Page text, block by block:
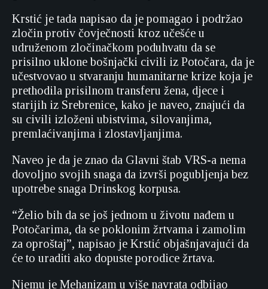
Krstić je tada napisao da je pomagao i podržao
zločin protiv čovječnosti kroz učešće u
udruženom zločinačkom poduhvatu da se
prisilno uklone bošnjački civili iz Potočara, da je
učestvovao u stvaranju humanitarne krize koja je
prethodila prisilnom transferu žena, djece i
starijih iz Srebrenice, kako je naveo, znajući da
su civili izloženi ubistvima, silovanjima,
premlaćivanjima i zlostavljanjima.
Naveo je da je znao da Glavni štab VRS-a nema
dovoljno svojih snaga da izvrši pogubljenja bez
upotrebe snaga Drinskog korpusa.
“Želio bih da se još jednom u životu nađem u
Potočarima, da se poklonim žrtvama i zamolim
za oproštaj”, napisao je Krstić objašnjavajući da
će to uraditi ako dopuste porodice žrtava.
Njemu je Mehanizam u više navrata odbijao